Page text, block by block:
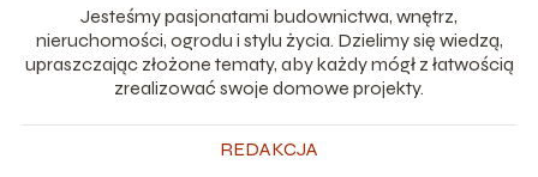
Jesteśmy pasjonatami budownictwa, wnętrz,
nieruchomości, ogrodu i stylu życia. Dzielimy się wiedzą,
upraszczając złożone tematy, aby każdy mógł z łatwością
zrealizować swoje domowe projekty.
REDAKCJA